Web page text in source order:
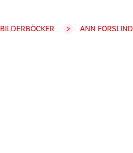
BILDERBÖCKER ANN FORSLIND